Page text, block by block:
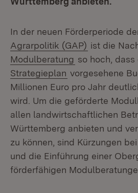
In der neuen Förderperiode
Agrarpolitik (GAP) (Öffnet in
ist die
Modulberatung (Öffnet in
so hoch, dass
Strategieplan (Öffnet in
vorgesehene
Millionen Euro pro Jahr
wird. Um die geförderte
allen landwirtschaftlichen
Württemberg anbieten und
zu können, sind Kürzungen
und die Einführung einer
förderfähigen